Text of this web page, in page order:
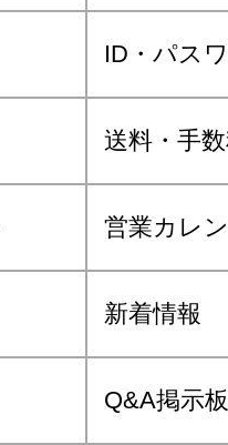
ID・パス
送料・手
営業カレ
新着情報
Q&A掲示板